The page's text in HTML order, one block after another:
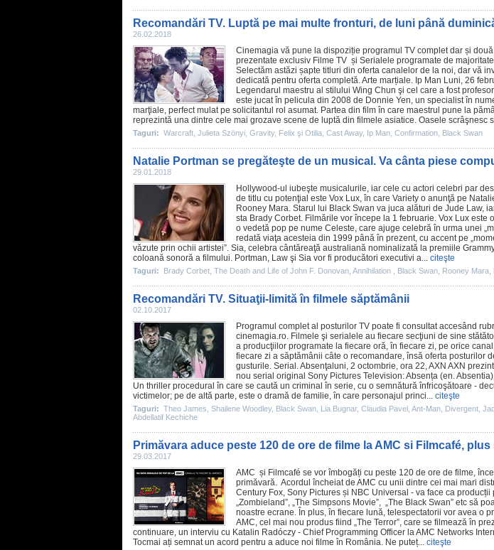
Recomandări TV. Luptă pe mai multe fronturi, de luni până
26.02.2018
Cinemagia vă pune la dispoziție programul TV completdar și
prezentate exclusiv Filme TV și Serialele programate de
Selectăm astăzi șapte titluri din oferta canalelor de la noi, dar vă
dedicată pentru oferta completă. Arte marțiale. Ip Man Luni, 26
Legendarul maestru al stilului Wing Chun şi cel care a fost
este jucat în pelicula din 2008 de Donnie Yen, un specialist în
marţiale, perfect mulat pe solicitantul rol asumat. Partea din film în care maestrul pune la
reprezintă una dintre cele mai grozave scene de luptă din filmele asiatice. Oasele scrâşnesc
Taguri: Warcraft Julieta Szönyi Gravity, Felix şi Otilia Cast Away, Ip Man Confirmation Black Swan
Natalie Portman se pregăteşte de un musical. Va cânta piese
29.01.2018
Hollywood-ul iubeşte musicalurile, iar cele cu actori celebri par
de titlu cu potenţial este Vox Lux, în care Variety o anunţă pe
Rooney Mara. Starul lui Black Swan va juca alături de Jude Law,
sta Brady Corbet. Filmările vor începe la 1 februarie. Vox Lux este
o vedetă pop pe nume Celeste, care ajuge celebră în urma unei
redată viaţa acesteia din 1999 până în prezent, cu accent pe
văzute prin ochii artistei”. Sia, celebra cântăreaţă australiană nominalizată la premiile
coloană sonoră a filmului. Portman, Law şi Sia vor fi producători executivi a... citeşte
Taguri: Brady Corbet The Death and Life of John F. Donovan Annihilation Black Swan Rooney Mara
Recomandări TV. Situaţii-limită în filmele săptămânii
02.10.2017
Programul complet al posturilor TV poate fi consultat accesând
cinemagia.ro. Filmele şi serialele au fiecare secţiuni de sine
a producţiilor programate la fiecare oră, în fiecare zi, pe orice
fiecare zi a săptămânii câte o recomandare, însă oferta posturilor
gusturile. Serial. Absenţaluni, 2 octombrie, ora 22, AXN AXN
nou serial original Sony Pictures Television: Absența (en.Absentia
Un thriller procedural în care se caută un criminal în serie, cu o semnătură înfricoşătoare -
victimelor; pe de altă parte, este o dramă de familie, în care personajul princi... citeşte
Taguri: Theo James Shailene Woodley, Black Swan Lia Bugnar, Claudia Pavel Ant-Man Divergent
Abdellatif Kechiche
Primăvara aduce peste 120 de ore de filme la AMC si Filmcafé,
29.03.2017
AMC și Filmcafé se vor îmbogăți cu peste 120 de ore de filme,
primăvară. Acordul încheiat de AMC cu unii dintre cei mai mari
Century Fox, Sony Pictures și NBC Universal - va face ca producții
„Zombieland”, „The Simpsons Movie”, „The Black Swan” etc să
noastre ecrane. În plus, în fiecare lună, telespectatorii vor avea o
AMC, cel mai nou produs fiind „The Terror”, care se filmează în
continuare, un interviu cu Katalin Radóczy - Chief Programming Officer la AMC Networks
Tocmai ați semnat un acord pentru a aduce noi filme în România. Ne puteț... citeşte